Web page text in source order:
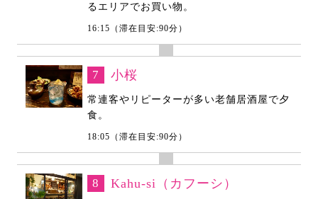
るエリアでお買い物。
16:15（滞在目安:90分）
7 小桜
常連客やリピーターが多い老舗居酒屋で夕
食。
18:05（滞在目安:90分）
8 Kahu-si（カフーシ）